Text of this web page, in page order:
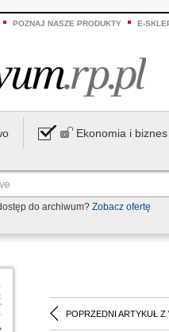
POZNAJ NASZE PRODUKTY E-
Ekonomia i biznes
do archiwum? Zobacz ofertę
POPRZEDNI ARTYKUŁ Z